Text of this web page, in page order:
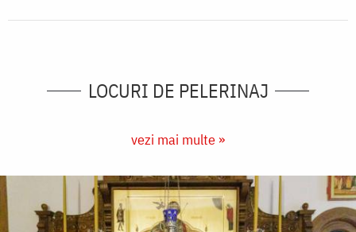
LOCURI DE PELERINAJ
vezi mai multe »